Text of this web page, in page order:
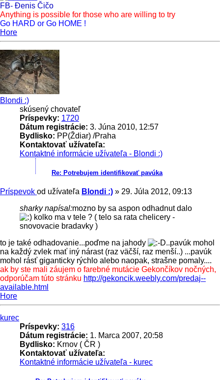
FB- Đenis Čičo
Anything is possible for those who are willing to try
Go HARD or Go HOME !
Hore
Blondi :)
skúsený chovateľ
Príspevky: 1720
Dátum registrácie: 3. Júna 2010, 12:57
Bydlisko: PP(Ždiar) /Praha
Kontaktovať užívateľa:
Kontaktné informácie užívateľa - Blondi :)
Re: Potrebujem identifikovať pavúka
Príspevok od užívateľa Blondi :) » 29. Júla 2012, 09:13
sharky napísal:mozno by sa aspon odhadnut dalo
kolko ma v tele ? ( telo sa rata chelicery -
snovovacie bradavky )
to je také odhadovanie...poďme na jahody
..pavúk mohol
na každý zvlek mať iný nárast (raz väčší, raz menší..) ...pavúk
mohol rásť giganticky rýchlo alebo naopak, strašne pomaly....
ak by ste mali záujem o farebné mutácie Gekončíkov nočných,
odporúčam túto stránku http://gekoncik.weebly.com/predaj--
available.html
Hore
kurec
Príspevky: 316
Dátum registrácie: 1. Marca 2007, 20:58
Bydlisko: Krnov ( ČR )
Kontaktovať užívateľa:
Kontaktné informácie užívateľa - kurec